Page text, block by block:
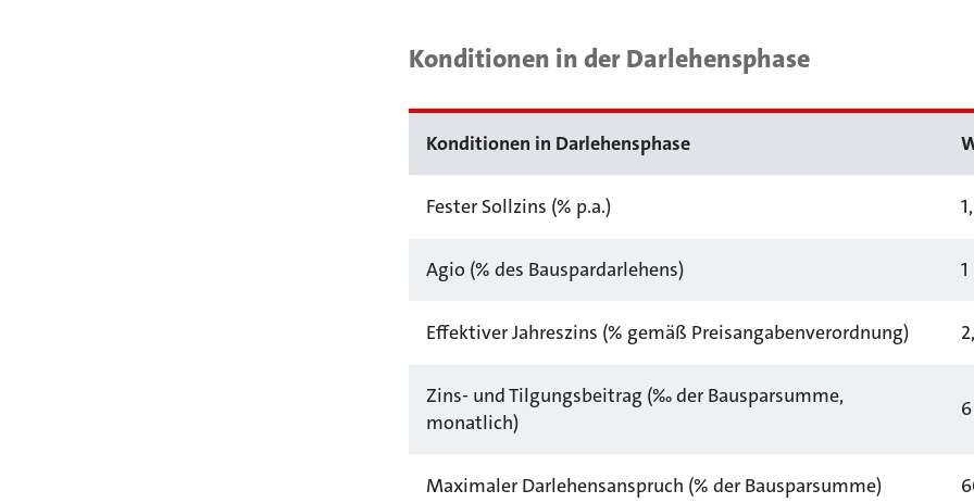
Konditionen in der Darlehensphase
Konditionen in Darlehensphase
Fester Sollzins (% p.a.)
Agio (% des Bauspardarlehens) 1
Effektiver Jahreszins (% gemäß Preisangabenverordnung)
Zins- und Tilgungsbeitrag (‰ der Bausparsumme,
monatlich)
6
Maximaler Darlehensanspruch (% der Bausparsumme)